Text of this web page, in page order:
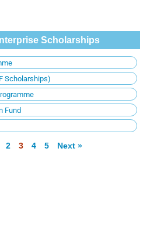
Scholarships
Scholarships)
Fund
2 3 4 5 Next »